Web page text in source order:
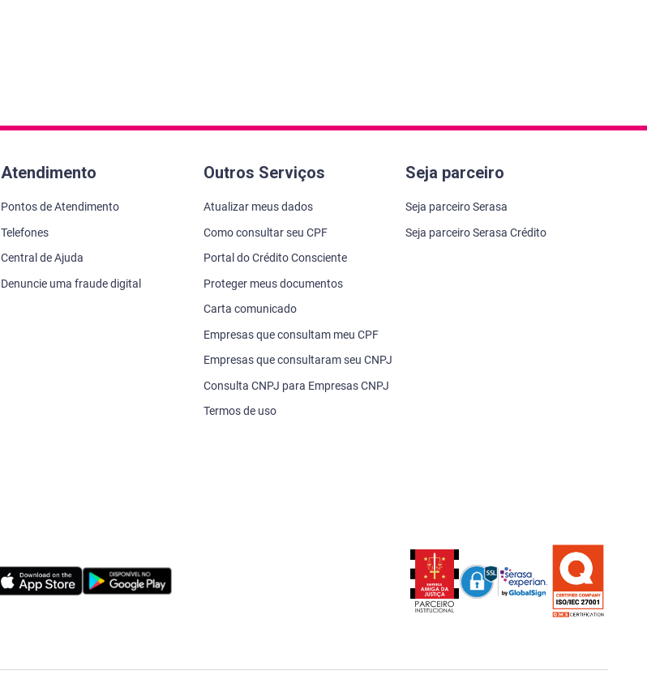
Atendimento
Pontos de Atendimento
Telefones
Central de Ajuda
Denuncie uma fraude digital
Outros Serviços
Atualizar meus dados
Como consultar seu CPF
Portal do Crédito Consciente
Proteger meus documentos
Carta comunicado
Empresas que consultam meu CPF
Empresas que consultaram seu CNPJ
Consulta CNPJ para Empresas CNPJ
Termos de uso
Seja parceiro
Seja parceiro Serasa
Seja parceiro Serasa Crédito